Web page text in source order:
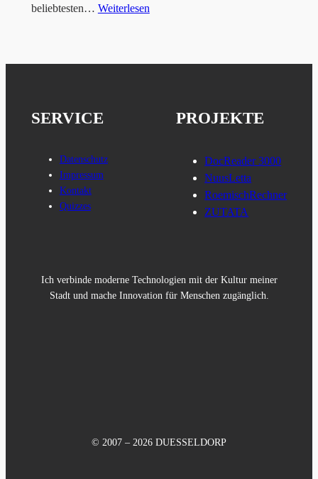
beliebtesten… Weiterlesen
SERVICE
Datenschutz
Impressum
Kontakt
Quizzes
PROJEKTE
DocReader 3000
NuusLetta
RoemischRechner
ZUTATA
Ich verbinde moderne Technologien mit der Kultur meiner
Stadt und mache Innovation für Menschen zugänglich.
© 2007 – 2026 DUESSELDORP